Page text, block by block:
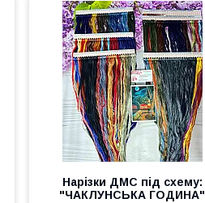
Нарізки ДМС під схему:
"ЧАКЛУНСЬКА ГОДИНА"